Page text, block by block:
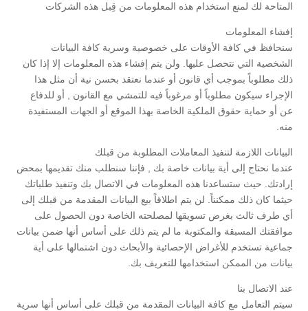
المتاحة لك لمنع استخدام هذه المعلومات من قِبل هذه الشركات
إفشاء المعلومات
سنحافظ في كافة الأوقات على خصوصية وسرية كافة البيانات
الشخصية التي نتحصل عليها. ولن يتم إفشاء هذه المعلومات إلا إذا كان
ذلك مطلوباً بموجب أي قانون أو عندما نعتقد بحسن نية أن مثل هذا
الإجراء سيكون مطلوباً أو مرغوباً فيه للتمشي مع القانون , أو للدفاع
عن أو حماية حقوق الملكية الخاصة بهذا الموقع أو الجهات المستفيدة
منه.
البيانات اللازمة لتنفيذ المعاملات المطلوبة من قبلك
عندما نحتاج إلى أية بيانات خاصة بك , فإننا سنطلب منك تقديمها بمحض
إرادتك. حيث ستساعدنا هذه المعلومات في الاتصال بك وتنفيذ طلباتك
حيثما كان ذلك ممكنناً. لن يتم اطلاقاً بيع البيانات المقدمة من قبلك إلى
أي طرف ثالث بغرض تسويقها لمصلحته الخاصة دون الحصول على
موافقتك المسبقة والمكتوبة ما لم يتم ذلك على أساس أنها ضمن بيانات
جماعية تستخدم للأغراض الإحصائية والأبحاث دون اشتمالها على أية
بيانات من الممكن استخدامها للتعريف بك.
عند الاتصال بنا
سيتم التعامل مع كافة البيانات المقدمة من قبلك على أساس أنها سرية